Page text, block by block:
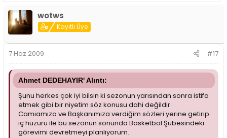
wotws
Kayıtlı Üye
7 Haz 2009 #17
Ahmet DEDEHAYIR' Alıntı:
Şunu herkes çok iyi bilsin ki sezonun yarısından sonra istifa
etmek gibi bir niyetim söz konusu dahi değildir.
Camiamıza ve Başkanımıza verdiğim sözleri yerine getirip
iç huzuru ile bu sezonun sonunda Basketbol Şubesindeki
görevimi devretmeyi planlıyorum.